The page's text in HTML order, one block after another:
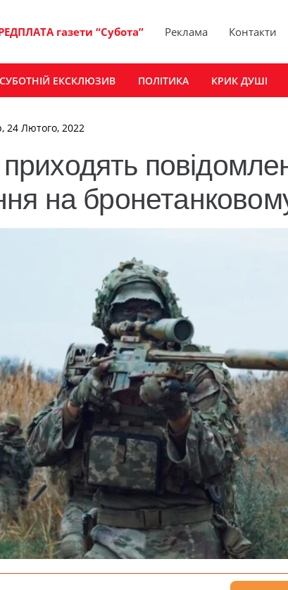
газети “Субота” Реклама Контакти
СУБОТНІЙ ЕКСКЛЮЗИВ ПОЛІТИКА КРИК ДУШІ
24 Лютого, 2022
на